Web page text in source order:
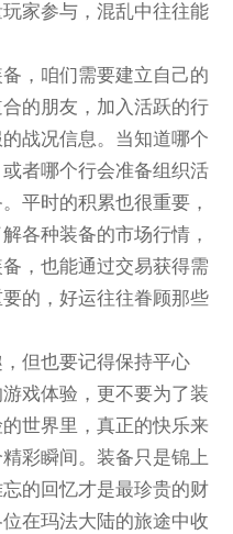
家参与，混乱中往往能
，咱们需要建立自己的
的朋友，加入活跃的行
战况信息。当知道哪个
者哪个行会准备组织活
平时的积累也很重要，
各种装备的市场行情，
，也能通过交易获得需
的，好运往往眷顾那些
但也要记得保持平心
戏体验，更不要为了装
世界里，真正的快乐来
彩瞬间。装备只是锦上
的回忆才是最珍贵的财
在玛法大陆的旅途中收